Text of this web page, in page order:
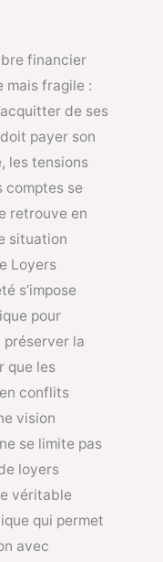
financier
mais fragile :
de ses
payer son
les tensions
comptes se
retrouve en
situation
Loyers
s’impose
pour
la
que les
conflits
vision
se limite pas
loyers
véritable
qui permet
avec